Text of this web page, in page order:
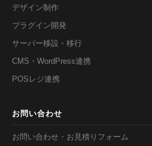
デザイン制作
プラグイン開発
サーバー移設・移行
CMS・WordPress連携
POSレジ連携
お問い合わせ
お問い合わせ・お見積りフォーム